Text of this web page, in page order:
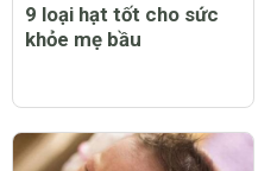
9 loại hạt tốt cho sức
khỏe mẹ bầu